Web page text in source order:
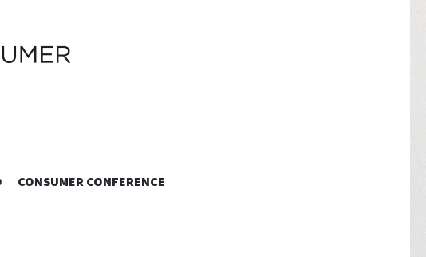
CONSUMER CONFERENCE